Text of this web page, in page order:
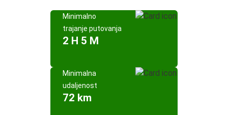
Minimalno
trajanje putovanja
2 H 5 M
Minimalna
udaljenost
72 km